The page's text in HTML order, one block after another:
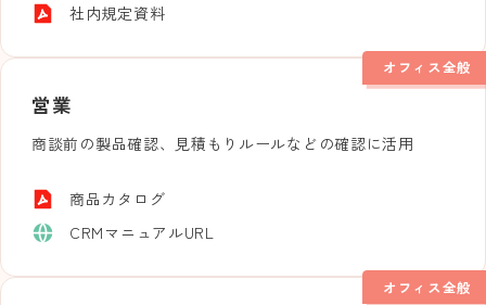
社内規定資料
オフィス全般
営業
商談前の製品確認、見積もりルールなどの確認に活用
商品カタログ
CRMマニュアルURL
オフィス全般